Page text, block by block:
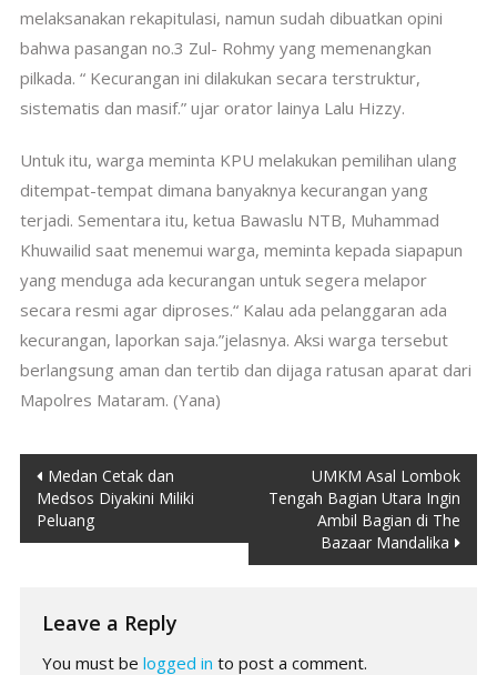
melaksanakan rekapitulasi, namun sudah dibuatkan opini
bahwa pasangan no.3 Zul- Rohmy yang memenangkan
pilkada. “ Kecurangan ini dilakukan secara terstruktur,
sistematis dan masif.” ujar orator lainya Lalu Hizzy.
Untuk itu, warga meminta KPU melakukan pemilihan ulang
ditempat-tempat dimana banyaknya kecurangan yang
terjadi. Sementara itu, ketua Bawaslu NTB, Muhammad
Khuwailid saat menemui warga, meminta kepada siapapun
yang menduga ada kecurangan untuk segera melapor
secara resmi agar diproses.“ Kalau ada pelanggaran ada
kecurangan, laporkan saja.”jelasnya. Aksi warga tersebut
berlangsung aman dan tertib dan dijaga ratusan aparat dari
Mapolres Mataram. (Yana)
Post
navigation
Medan Cetak dan
Medsos Diyakini Miliki
Peluang
UMKM Asal Lombok
Tengah Bagian Utara Ingin
Ambil Bagian di The
Bazaar Mandalika
Leave a Reply
You must be logged in to post a comment.